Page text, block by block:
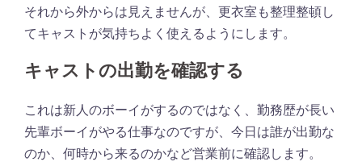
それから外からは見えませんが、更衣室も整理整頓し
てキャストが気持ちよく使えるようにします。
キャストの出勤を確認する
これは新人のボーイがするのではなく、勤務歴が長い
先輩ボーイがやる仕事なのですが、今日は誰が出勤な
のか、何時から来るのかなど営業前に確認します。